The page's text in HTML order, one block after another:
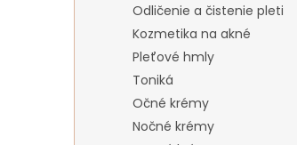
Odličenie a čistenie pleti
Kozmetika na akné
Pleťové hmly
Toniká
Očné krémy
Nočné krémy